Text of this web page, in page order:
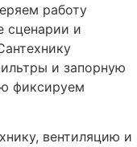
работу
сценарии и
и запорную
фиксируем
вентиляцию и